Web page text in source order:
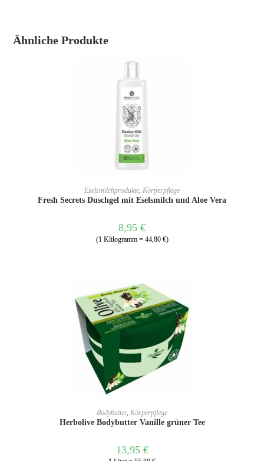
Ähnliche Produkte
IN DEN WARENKORB
Eselsmilchprodukte, Körperpflege
Fresh Secrets Duschgel mit Eselsmilch und Aloe Vera
8,95 €
(1 Klilogramm = 44,80 €)
IN DEN WARENKORB
Bodybutter, Körperpflege
Herbolive Bodybutter Vanille grüner Tee
13,95 €